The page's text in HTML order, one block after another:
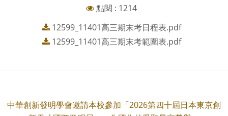
點閱 : 1214
12599_11401高三期末考日程表.pdf
12599_11401高三期末考範圍表.pdf
中華創新發明學會邀請本校參加「2026第四十屆日本東京創